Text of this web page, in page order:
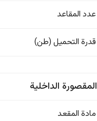
عدد المقاعد
قدرة التحميل (طن)
المقصورة الداخلية
مادة المقعد